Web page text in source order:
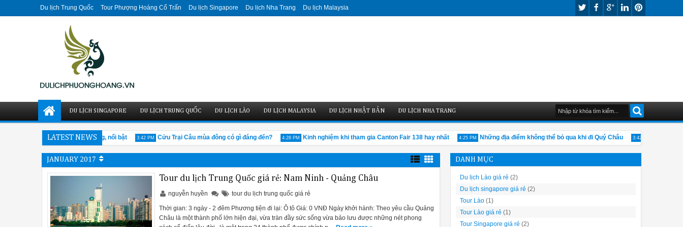
Du lịch Trung Quốc Tour Phượng Hoàng Cổ Trấn Du lịch Singapore Du lịch Nha Trang Du lịch Malaysia
DU LỊCH SINGAPORE DU LỊCH TRUNG QUỐC DU LỊCH LÀO DU LỊCH MALAYSIA DU LỊCH NHẬT BẢN DU LỊCH NHA TRANG
LATEST NEWS
Khu phố cổ Cáp Nhĩ Tân ấn tượng, nổi bật 3:42 PM Cửu Trại Câu mùa đông có gì đáng đến? 4:28 PM Kinh nghiệm khi tham gia Canton Fair 138 hay nhất 4:25 PM Những địa điểm không thể bỏ qua khi đi Quý Châu 3:42 PM
JANUARY 2017
Tour du lịch Trung Quốc giá rẻ: Nam Ninh - Quảng Châu
nguyễn huyền tour du lịch trung quốc giá rẻ
Thời gian: 3 ngày - 2 đêm Phương tiện đi lại: Ô tô Giá: 0 VNĐ Ngày khởi hành: Theo yêu cầu Quảng
Châu là một thành phố lớn hiện đại, vừa tràn đầy sức sống vừa bảo lưu được những nét phong
DANH MỤC
Du lịch Lào giá rẻ (2)
Du lịch singapore giá rẻ (2)
Tour Lào (1)
Tour Lào giá rẻ (1)
Tour Singapore giá rẻ (2)